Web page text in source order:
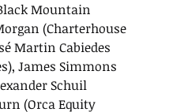
Mountain
(Charterhouse
Martin Cabiedes
James Simmons
Schuil
(Orca Equity